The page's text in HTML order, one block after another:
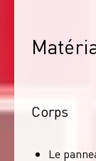
Corps
Le